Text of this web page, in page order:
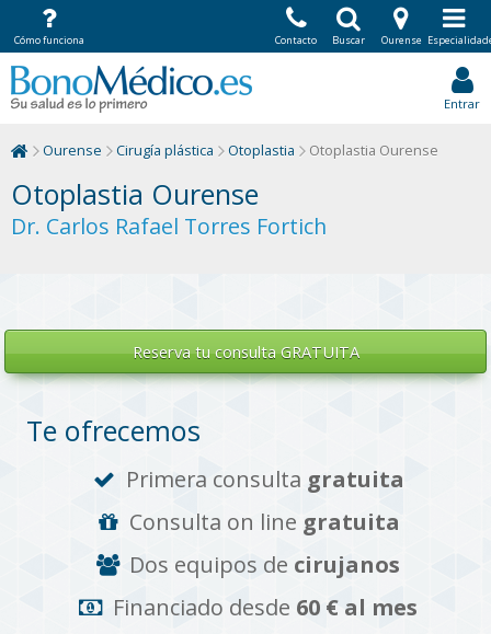
Entrar
Ourense Cirugía plástica Otoplastia Otoplastia Ourense
Otoplastia Ourense
Dr. Carlos Rafael Torres Fortich
Reserva tuconsulta GRATUITA
Te ofrecemos
Primera consulta gratuita
Consulta on line gratuita
Dos equipos de cirujanos
Financiado desde 60 € al mes
Cómo funciona Contacto Buscar Ourense